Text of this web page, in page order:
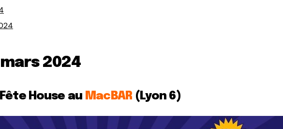
2024
House au MacBAR (Lyon 6)